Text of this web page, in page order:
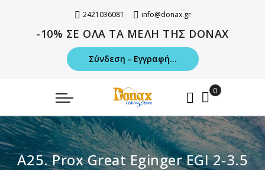
2421036081 info@donax.gr
-10% ΣΕ ΟΛΑ ΤΑ ΜΕΛΗ ΤΗΣ DONAX
Σύνδεση - Εγγραφή...
A25. Prox Great Eginger EGI 2-3.5